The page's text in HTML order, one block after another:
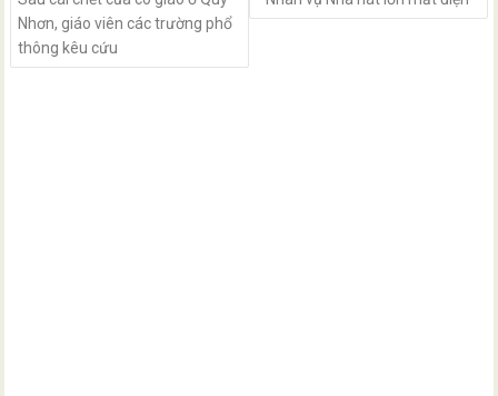
Nhơn, giáo viên các trường phổ
thông kêu cứu